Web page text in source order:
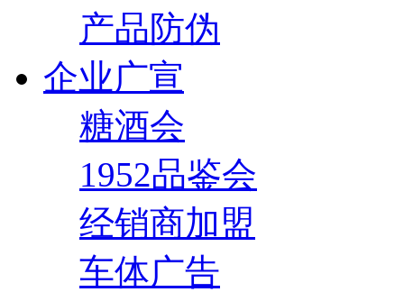
产品防伪
企业广宣
糖酒会
1952品鉴会
经销商加盟
车体广告